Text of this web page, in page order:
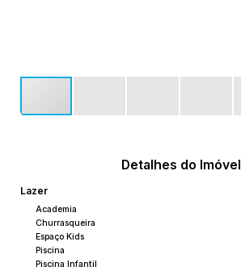
Detalhes do Imóvel
Lazer
Academia
Churrasqueira
Espaço Kids
Piscina
Piscina Infantil